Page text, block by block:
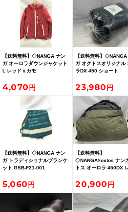
【送料無料】◇NANGA ナン
ガ オーロラダウンジャケット
L レッドｘカモ
4,070
【送料無料】
ガ オクトスオリジナル
ラDX 450 ショート
23,980
【送料無料】◇NANGA ナン
ガ トラディショナルブランケ
ット GSB-F21-001
5,060
【送料無料】
◇NANGA×oxtos ナン
トス オーロラ 450DX
20,900